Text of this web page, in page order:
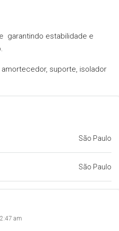
garantindo estabilidade e
amortecedor, suporte, isolador
São Paulo
São Paulo
am